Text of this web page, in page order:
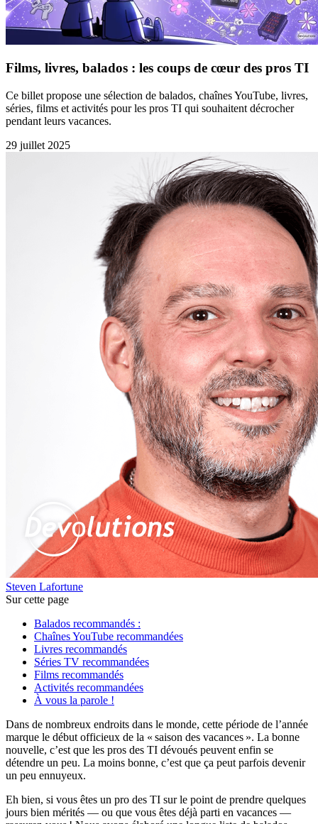
Films, livres, balados : les coups de cœur des pros TI
Ce billet propose une sélection de balados, chaînes YouTube, livres,
séries, films et activités pour les pros TI qui souhaitent décrocher
pendant leurs vacances.
29 juillet 2025
Steven Lafortune
Sur cette page
Balados recommandés :
Chaînes YouTube recommandées
Livres recommandés
Séries TV recommandées
Films recommandés
Activités recommandées
À vous la parole !
Dans de nombreux endroits dans le monde, cette période de l’année
marque le début officieux de la « saison des vacances ». La bonne
nouvelle, c’est que les pros des TI dévoués peuvent enfin se
détendre un peu. La moins bonne, c’est que ça peut parfois devenir
un peu ennuyeux.
Eh bien, si vous êtes un pro des TI sur le point de prendre quelques
jours bien mérités — ou que vous êtes déjà parti en vacances —